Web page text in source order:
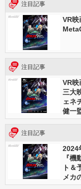
注目記事
VR映
注目記事
VR映
三大
ェネ
健一
注目記事
2024
『
ト＆
メカ